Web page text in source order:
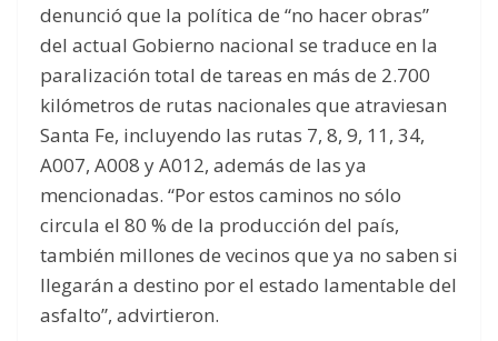
denunció que la política de “no hacer obras”
del actual Gobierno nacional se traduce en la
paralización total de tareas en más de 2.700
kilómetros de rutas nacionales que atraviesan
Santa Fe, incluyendo las rutas 7, 8, 9, 11, 34,
A007, A008 y A012, además de las ya
mencionadas. “Por estos caminos no sólo
circula el 80 % de la producción del país,
también millones de vecinos que ya no saben si
llegarán a destino por el estado lamentable del
asfalto”, advirtieron.